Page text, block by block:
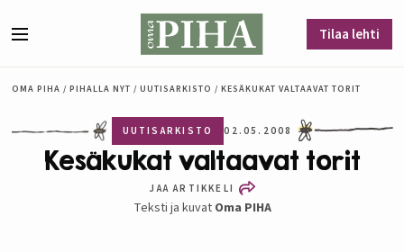
Tilaa lehti
OMA PIHA / PIHALLA NYT / UUTISARKISTO / KESÄKUKAT VALTAAVAT TORIT
UUTISARKISTO 02.05.2008
Kesäkukat valtaavat torit
JAA ARTIKKELI
Teksti ja kuvat Oma PIHA